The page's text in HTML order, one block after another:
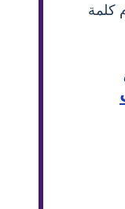
كلمة